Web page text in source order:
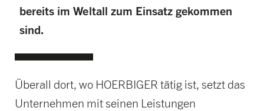
bereits im Weltall zum Einsatz gekommen
sind.
Überall dort, wo HOERBIGER tätig ist, setzt das
Unternehmen mit seinen Leistungen